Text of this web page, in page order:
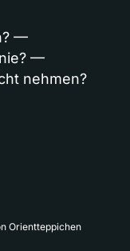
—
—
nehmen?
Orientteppichen